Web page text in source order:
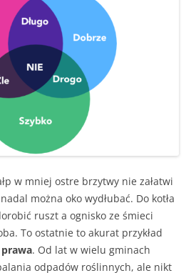
w mniej ostre brzytwy nie załatwi
można oko wydłubać. Do kotła
ruszt a ognisko ze śmieci
To ostatnie to akurat przykład
. Od lat w wielu gminach
odpadów roślinnych, ale nikt